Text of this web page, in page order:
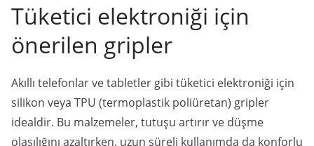
Tüketici elektroniği için
önerilen gripler
Akıllı telefonlar ve tabletler gibi tüketici elektroniği için
silikon veya TPU (termoplastik poliüretan) gripler
idealdir. Bu malzemeler, tutuşu artırır ve düşme
olasılığını azaltırken, uzun süreli kullanımda da konforlu